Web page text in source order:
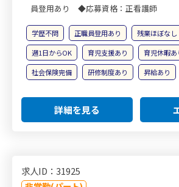
員登用あり ◆応募資格：正看護師
学歴不問 正職員登用あり 残業ほぼなし
週1日からOK
育児支援あり 育児休暇あ
社会保険完備
研修制度あり 昇給あり
詳細を見る
求人ID：31925